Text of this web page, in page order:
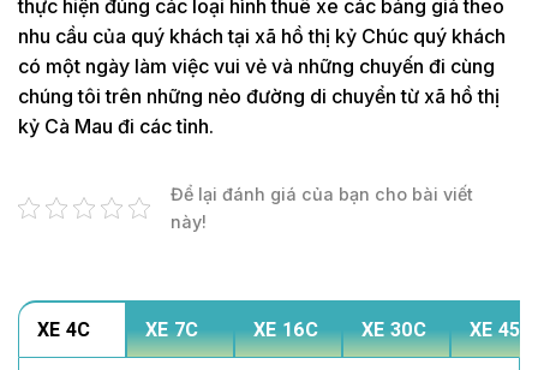
thực hiện đúng các loại hình thuê xe các bảng giá theo
nhu cầu của quý khách tại xã hồ thị kỷ Chúc quý khách
có một ngày làm việc vui vẻ và những chuyến đi cùng
chúng tôi trên những nẻo đường di chuyển từ xã hồ thị
kỷ Cà Mau đi các tỉnh.
Để lại đánh giá của bạn cho bài viết
này!
XE 4C XE 7C XE 16C XE 30C XE 45C